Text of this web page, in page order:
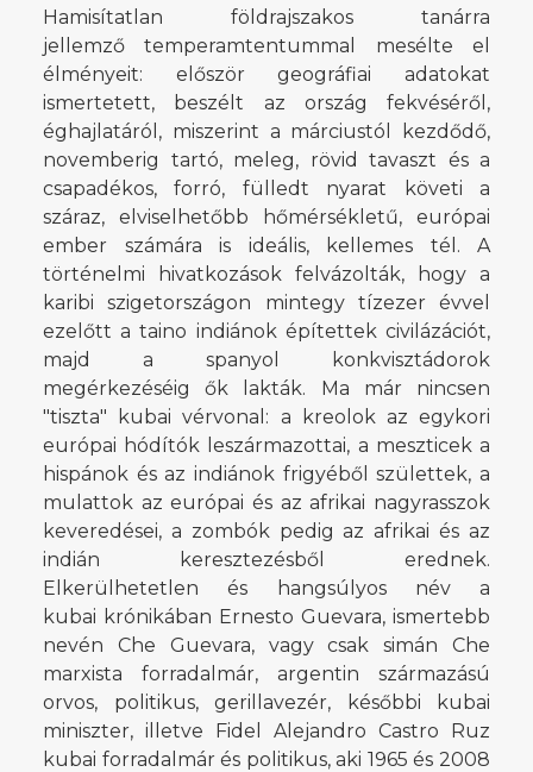
Hamisítatlan földrajszakos tanárra
jellemző temperamtentummal mesélte el
élményeit: először geográfiai adatokat
ismertetett, beszélt az ország fekvéséről,
éghajlatáról, miszerint a márciustól kezdődő,
novemberig tartó, meleg, rövid tavaszt és a
csapadékos, forró, fülledt nyarat követi a
száraz, elviselhetőbb hőmérsékletű, európai
ember számára is ideális, kellemes tél. A
történelmi hivatkozások felvázolták, hogy a
karibi szigetországon mintegy tízezer évvel
ezelőtt a taino indiánok építettek civilázációt,
majd a spanyol konkvisztádorok
megérkezéséig ők lakták. Ma már nincsen
"tiszta" kubai vérvonal: a kreolok az egykori
európai hódítók leszármazottai, a meszticek a
hispánok és az indiánok frigyéből születtek, a
mulattok az európai és az afrikai nagyrasszok
keveredései, a zombók pedig az afrikai és az
indián keresztezésből erednek.
Elkerülhetetlen és hangsúlyos név a
kubai krónikában Ernesto Guevara, ismertebb
nevén Che Guevara, vagy csak simán Che
marxista forradalmár, argentin származású
orvos, politikus, gerillavezér, későbbi kubai
miniszter, illetve Fidel Alejandro Castro Ruz
kubai forradalmár és politikus, aki 1965 és 2008